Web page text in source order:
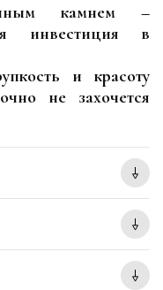
камнем –
инвестиция в
и красоту
не захочется